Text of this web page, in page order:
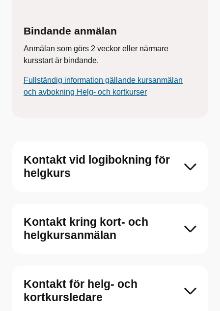
Bindande anmälan
Anmälan som görs 2 veckor eller närmare
kursstart är bindande.
Fullständig information gällande kursanmälan
och avbokning Helg- och kortkurser
Kontakt vid logibokning för
helgkurs
Kontakt kring kort- och
helgkursanmälan
Kontakt för helg- och
kortkursledare